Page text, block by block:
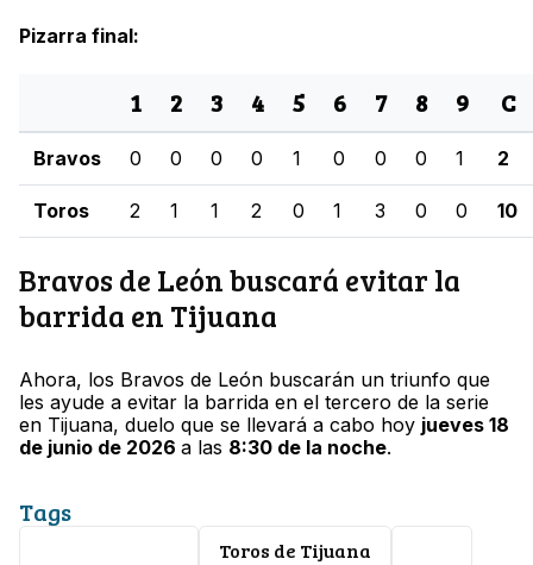
Pizarra final:
1 2 3 4 5 6 7 8 9 C
Bravos 0 0 0 0 1 0 0 0 1 2
Toros 2 1 1 2 0 1 3 0 0 10
Bravos de León buscará evitar la
barrida en Tijuana
Ahora, los Bravos de León buscarán un triunfo que
les ayude a evitar la barrida en el tercero de la serie
en Tijuana, duelo que se llevará a cabo hoy jueves 18
de junio de 2026 a las 8:30 de la noche.
Tags
Toros de Tijuana